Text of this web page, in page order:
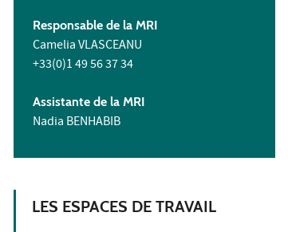
Responsable de la MRI
Camelia VLASCEANU
+33(0)1 49 56 37 34
Assistante de la MRI
Nadia BENHABIB
LES ESPACES DE TRAVAIL